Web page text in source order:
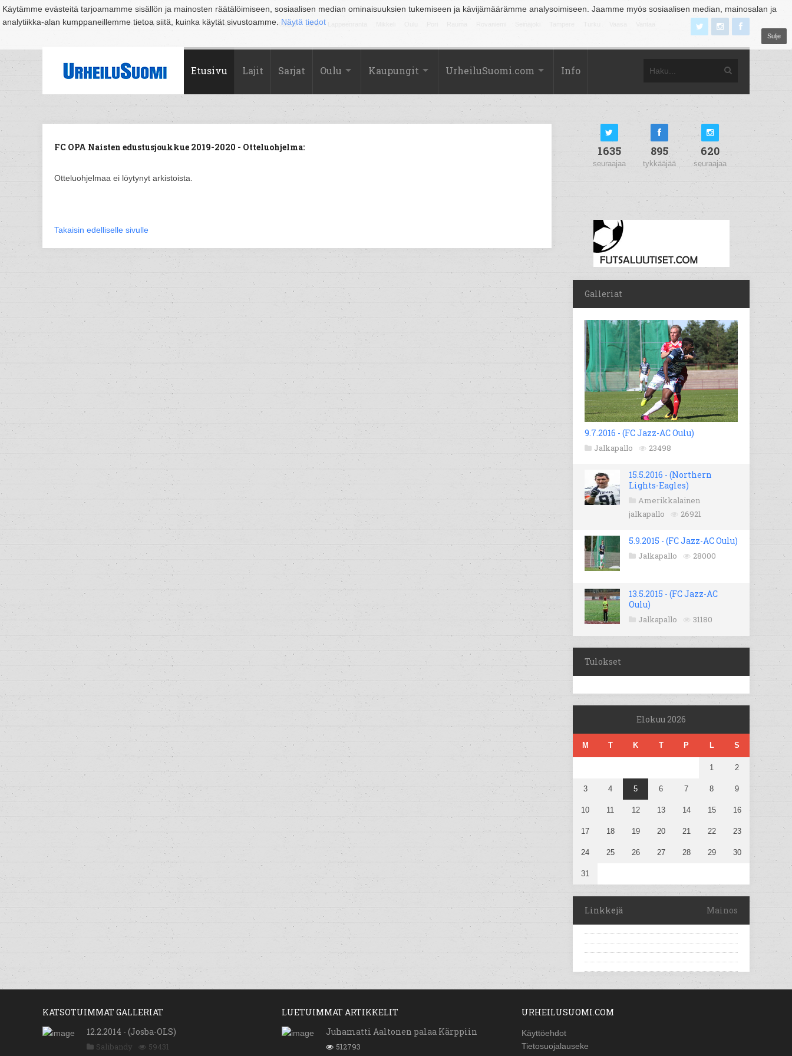
Käytämme evästeitä tarjoamamme sisällön ja mainosten räätälöimiseen, sosiaalisen median ominaisuuksien tukemiseen ja kävijämäärämme analysoimiseen. Jaamme myös sosiaalisen median, mainosalan ja
analytiikka-alan kumppaneillemme tietoa siitä, kuinka käytät sivustoamme. Näytä tiedot
Sulje
Suomi Espoo Helsinki Hämeenlinna Joensuu Jyväskylä Kouvola Kuopio Lahti
Etusivu Lajit Sarjat Oulu Kaupungit UrheiluSuomi.com Info
FC OPA Naisten edustusjoukkue 2019-2020 - Otteluohjelma:
Otteluohjelmaa ei löytynyt arkistoista.
Takaisin edelliselle sivulle
1635
seuraajaa
895
tykkääjää
620
seuraajaa
Galleriat
9.7.2016 - (FC Jazz-AC Oulu)
Jalkapallo 23498
15.5.2016 - (Northern
Lights-Eagles)
Amerikkalainen
jalkapallo
26921
5.9.2015 - (FC Jazz-AC Oulu)
Jalkapallo 28000
13.5.2015 - (FC Jazz-AC
Oulu)
Jalkapallo 31180
Tulokset
Elokuu 2026
M T K T P L S
1 2
3 4 5 6 7 8 9
10 11 12 13 14 15 16
17 18 19 20 21 22 23
24 25 26 27 28 29 30
31
Linkkejä Mainos
KATSOTUIMMAT GALLERIAT
12.2.2014 - (Josba-OLS)
Salibandy 59431
LUETUIMMAT ARTIKKELIT
Juhamatti Aaltonen palaa Kärppiin
512793
URHEILUSUOMI.COM
Käyttöehdot
Tietosuojalauseke